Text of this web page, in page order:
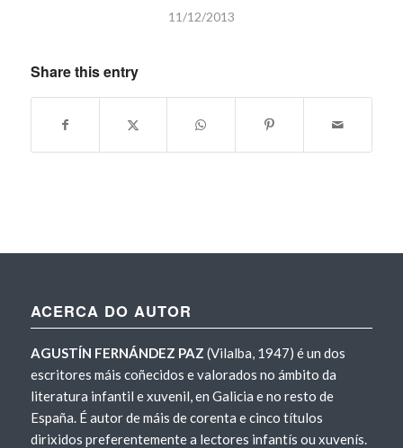
11/12/2013
Share this entry
ACERCA DO AUTOR
AGUSTÍN FERNÁNDEZ PAZ (Vilalba, 1947) é un dos
escritores máis coñecidos e valorados no ámbito da
literatura infantil e xuvenil, en Galicia e no resto de
España. É autor de máis de corenta e cinco títulos
dirixidos preferentemente a lectores infantís ou xuvenís.